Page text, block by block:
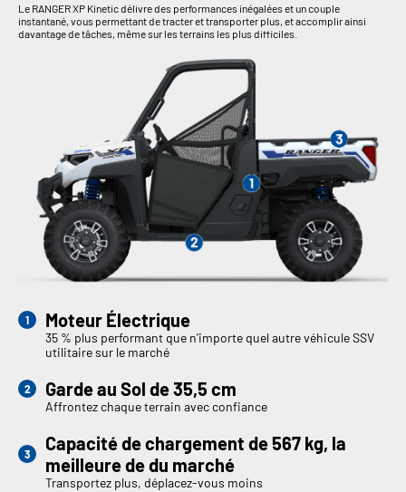
Le RANGER XP Kinetic délivre des performances inégalées et un couple
instantané, vous permettant de tracter et transporter plus, et accomplir ainsi
davantage de tâches, même sur les terrains les plus difficiles.
Moteur Électrique
35 % plus performant que n'importe quel autre véhicule SSV
utilitaire sur le marché
Garde au Sol de 35,5 cm
Affrontez chaque terrain avec confiance
Capacité de chargement de 567 kg, la
meilleure de du marché
Transportez plus, déplacez-vous moins